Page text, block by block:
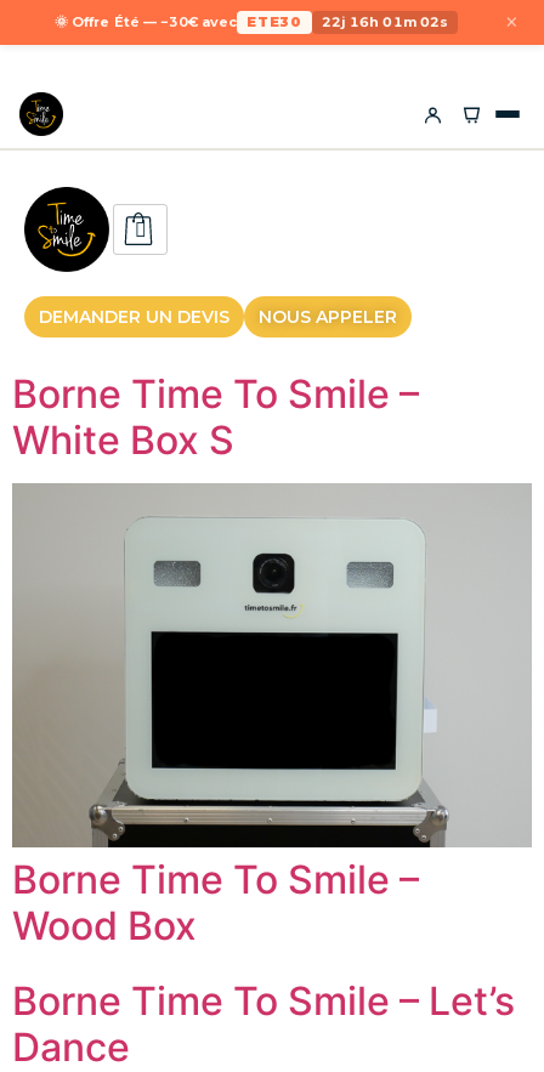
🌞 Offre Été — −30€ avec ETE30 22j 16h 01m 02s ×
DEMANDER UN DEVIS NOUS APPELER
Borne Time To Smile –
White Box S
Borne Time To Smile –
Wood Box
Borne Time To Smile – Let’s
Dance